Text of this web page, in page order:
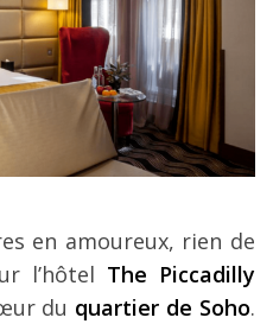
en amoureux, rien de
l’hôtel The Piccadilly
du quartier de Soho.